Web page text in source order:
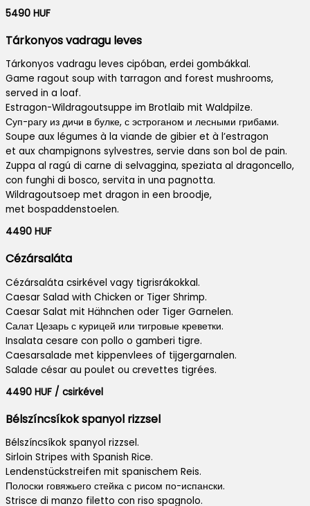
5490 HUF
Tárkonyos vadragu leves
Tárkonyos vadragu leves cipóban, erdei gombákkal.
Game ragout soup with tarragon and forest mushrooms,
served in a loaf.
Estragon-Wildragoutsuppe im Brotlaib mit Waldpilze.
Суп-рагу из дичи в булке, с эстроганом и лесными грибами.
Soupe aux légumes à la viande de gibier et à l’estragon
et aux champignons sylvestres, servie dans son bol de pain.
Zuppa al ragú di carne di selvaggina, speziata al dragoncello,
con funghi di bosco, servita in una pagnotta.
Wildragoutsoep met dragon in een broodje,
met bospaddenstoelen.
4490 HUF
Cézársaláta
Cézársaláta csirkével vagy tigrisrákokkal.
Caesar Salad with Chicken or Tiger Shrimp.
Caesar Salat mit Hähnchen oder Tiger Garnelen.
Салат Цезарь с курицей или тигровые креветки.
Insalata cesare con pollo o gamberi tigre.
Caesarsalade met kippenvlees of tijgergarnalen.
Salade césar au poulet ou crevettes tigrées.
4490 HUF / csirkével
Bélszíncsíkok spanyol rizzsel
Bélszíncsíkok spanyol rizzsel.
Sirloin Stripes with Spanish Rice.
Lendenstückstreifen mit spanischem Reis.
Полоски говяжьего стейка с рисом по-испански.
Strisce di manzo filetto con riso spagnolo.